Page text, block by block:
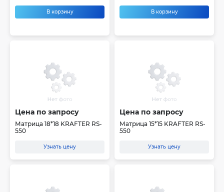
В корзину В корзину
Цена по запросу
Матрица 18*18 KRAFTER RS-
550
Узнать цену
Цена по запросу
Матрица 15*15 KRAFTER RS-
550
Узнать цену